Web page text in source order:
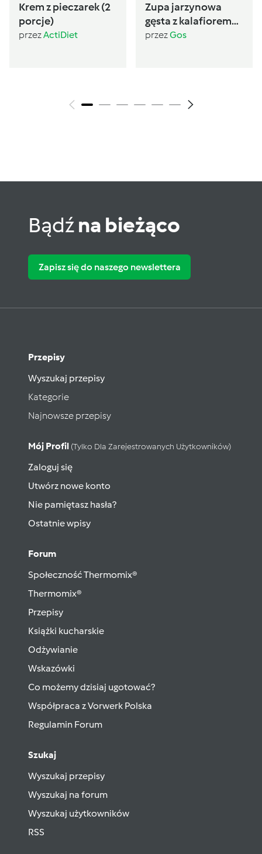
Krem z pieczarek (2
porcje)
przezActiDiet
Zupa jarzynowa
gęsta z kalafiorem
(post Dąbrowskiej)
przezGos
Bądźna bieżąco
Zapisz się do naszego newslettera
Przepisy
Wyszukaj przepisy
Kategorie
Najnowsze przepisy
Mój Profil (tylko Dla Zarejestrowanych Użytkowników)
Zaloguj się
Utwórz nowe konto
Nie pamiętasz hasła?
Ostatnie wpisy
Forum
Społeczność Thermomix®
Thermomix®
Przepisy
Książki kucharskie
Odżywianie
Wskazówki
Co możemy dzisiaj ugotować?
Współpraca z Vorwerk Polska
Regulamin Forum
Szukaj
Wyszukaj przepisy
Wyszukaj na forum
Wyszukaj użytkowników
RSS